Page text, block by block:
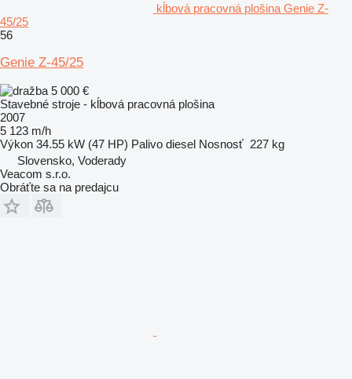
kĺbová pracovná plošina Genie Z-
45/25
56
Genie Z-45/25
5 000 €
Stavebné stroje - kĺbová pracovná plošina
2007
5 123 m/h
Výkon 34.55 kW (47 HP) Palivo diesel Nosnosť 227 kg
Slovensko, Voderady
Veacom s.r.o.
Obráťte sa na predajcu